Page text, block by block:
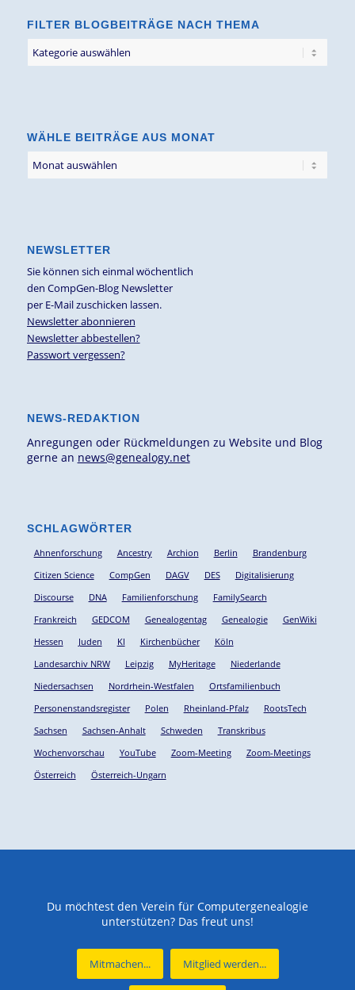
FILTER BLOGBEITRÄGE NACH THEMA
Blogbeiträge
WÄHLE BEITRÄGE AUS MONAT
NEWSLETTER
Sie können sich einmal wöchentlich
den CompGen-Blog Newsletter
per E-Mail zuschicken lassen.
Newsletter abonnieren
Newsletter abbestellen?
Passwort vergessen?
NEWS-REDAKTION
Anregungen oder Rückmeldungen zu Website und Blog
gerne an news@genealogy.net
SCHLAGWÖRTER
Ahnenforschung Ancestry Archion Berlin
Brandenburg
Citizen Science
CompGen DAGV DES
Digitalisierung
Discourse
DNA Familienforschung
FamilySearch
Frankreich
GEDCOM Genealogentag Genealogie
GenWiki
Hessen
Juden KI Kirchenbücher
Köln
Landesarchiv NRW
Leipzig MyHeritage
Niederlande
Niedersachsen
Nordrhein-Westfalen
Ortsfamilienbuch
Personenstandsregister
Polen Rheinland-Pfalz
RootsTech
Sachsen
Sachsen-Anhalt Schweden
Transkribus
Wochenvorschau
YouTube Zoom-Meeting
Zoom-Meetings
Österreich
Österreich-Ungarn
Du möchtest den Verein für Computergenealogie
unterstützen? Das freut uns!
Mitmachen... Mitglied werden...